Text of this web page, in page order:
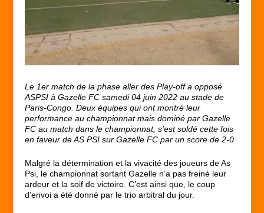
Le 1er match de la phase aller des Play-off a opposé
ASPSI à Gazelle FC samedi 04 juin 2022 au stade de
Paris-Congo. Deux équipes qui ont montré leur
performance au championnat mais dominé par Gazelle
FC au match dans le championnat, s’est soldé cette fois
en faveur de AS PSI sur Gazelle FC par un score de 2-0
Malgré la détermination et la vivacité des joueurs de As
Psi, le championnat sortant Gazelle n’a pas freiné leur
ardeur et la soif de victoire. C’est ainsi que, le coup
d’envoi a été donné par le trio arbitral du jour.